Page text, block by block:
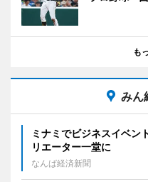
も
みん
ミナミでビジネスイベ
リエーター一堂に
なんば経済新聞